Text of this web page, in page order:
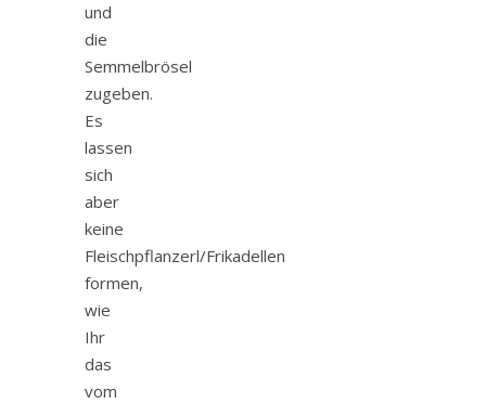
und
die
Semmelbrösel
zugeben.
Es
lassen
sich
aber
keine
Fleischpflanzerl/Frikadellen
formen,
wie
Ihr
das
vom